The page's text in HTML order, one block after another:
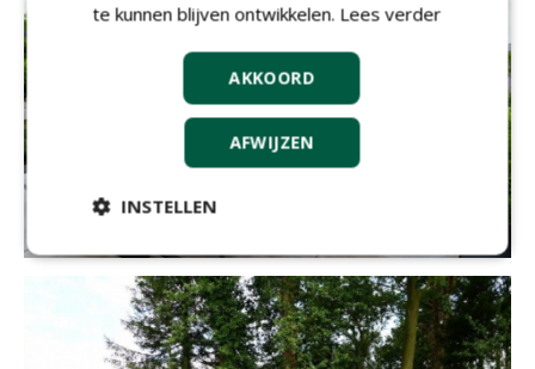
te kunnen blijven ontwikkelen. Lees verder
AKKOORD
AFWIJZEN
INSTELLEN